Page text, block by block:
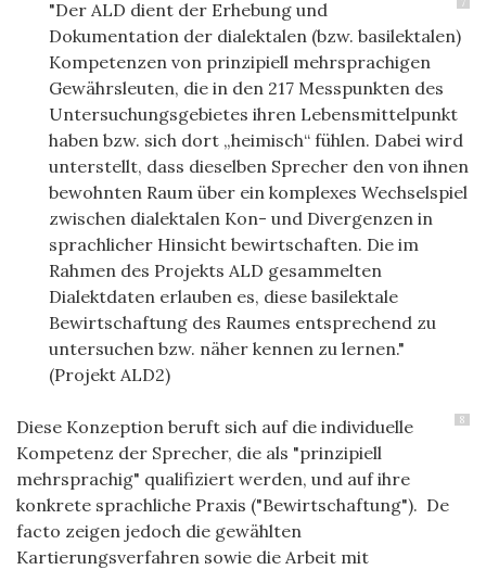
"Der ALD dient der Erhebung und
Dokumentation der dialektalen (bzw. basilektalen)
Kompetenzen von prinzipiell mehrsprachigen
Gewährsleuten, die in den 217 Messpunkten des
Untersuchungsgebietes ihren Lebensmittelpunkt
haben bzw. sich dort „heimisch“ fühlen. Dabei wird
unterstellt, dass dieselben Sprecher den von ihnen
bewohnten Raum über ein komplexes Wechselspiel
zwischen dialektalen Kon- und Divergenzen in
sprachlicher Hinsicht bewirtschaften. Die im
Rahmen des Projekts ALD gesammelten
Dialektdaten erlauben es, diese basilektale
Bewirtschaftung des Raumes entsprechend zu
untersuchen bzw. näher kennen zu lernen."
(Projekt ALD2)
8
Diese Konzeption beruft sich auf die individuelle
Kompetenz der Sprecher, die als "prinzipiell
mehrsprachig" qualifiziert werden, und auf ihre
konkrete sprachliche Praxis ("Bewirtschaftung"). De
facto zeigen jedoch die gewählten
Kartierungsverfahren sowie die Arbeit mit